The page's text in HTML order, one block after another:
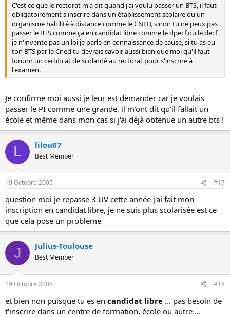
C'est ce que le rectorat m'a dit quand j'ai voulu passer un BTS, il faut
obligatoirement s'inscrire dans un établissement scolaire ou un
organisme habilité à distance comme le CNED, sinon tu ne peux pas
passer le BTS comme ça en candidat libre comme le dpecf ou le decf,
je n'invente pas un loi je parle en connaissance de cause, si tu as eu
ton BTS par le Cned tu devrais savoir aussi bien que moi qu'il faut
forunir un certificat de scolarité au rectorat pour s'inscrire à
l'examen.
Je confirme moi aussi je leur est demander car je voulais
passer le PI comme une grande, il m'ont dit qu'il fallait un
école et même dans mon cas si j'ai déjà obtenue un autre bts !
L lilou67
Best Member
19 Octobre 2005 #17
question moi je repasse 3 UV cette année j'ai fait mon
inscription en candidat libre, je ne suis plus scolarisée est ce
que cela pose un probleme
J Julius-Toulouse
Best Member
19 Octobre 2005 #18
et bien non puisque tu es en candidat libre ... pas besoin de
t'inscrire dans un centre de formation, école ou autre ...